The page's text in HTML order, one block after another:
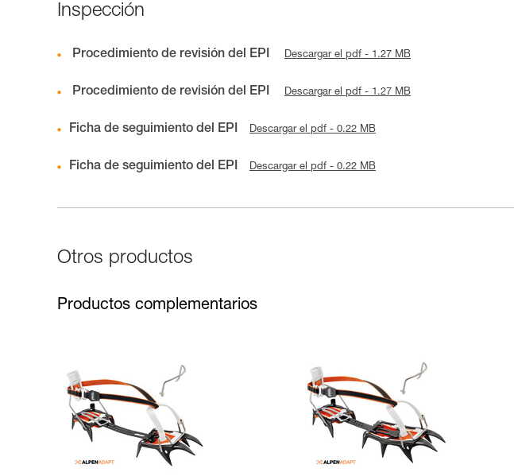
Inspección
Procedimiento de revisión del EPI Descargar el pdf - 1.27 MB
Procedimiento de revisión del EPI Descargar el pdf - 1.27 MB
Ficha de seguimiento del EPI Descargar el pdf - 0.22 MB
Ficha de seguimiento del EPI Descargar el pdf - 0.22 MB
Otros productos
Productos complementarios